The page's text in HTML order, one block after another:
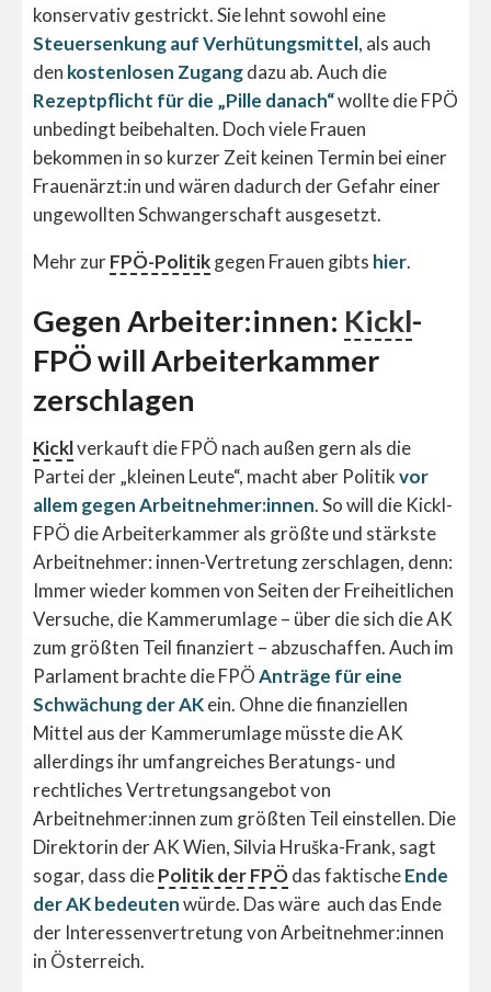
konservativ gestrickt. Sie lehnt sowohl eine
Steuersenkung auf Verhütungsmittel, als auch
den kostenlosen Zugangdazu ab. Auch die
Rezeptpflicht für die „Pille danach“wollte die FPÖ
unbedingt beibehalten. Doch viele Frauen
bekommen in so kurzer Zeit keinen Termin bei einer
Frauenärzt:in und wären dadurch der Gefahr einer
ungewollten Schwangerschaft ausgesetzt.
Mehr zurFPÖ-Politikgegen Frauen gibts hier.
Gegen Arbeiter:innen: Kickl-
FPÖ will Arbeiterkammer
zerschlagen
Kicklverkauft die FPÖ nach außen gern als die
Partei der „kleinen Leute“, macht aber Politikvor
allem gegen Arbeitnehmer:innen. So will die Kickl-
FPÖ die Arbeiterkammer als größte und stärkste
Arbeitnehmer: innen-Vertretung zerschlagen, denn:
Immer wieder kommen von Seiten der Freiheitlichen
Versuche, die Kammerumlage – über die sich die AK
zum größten Teil finanziert – abzuschaffen. Auch im
Parlament brachte die FPÖAnträge für eine
Schwächung der AKein. Ohne die finanziellen
Mittel aus der Kammerumlage müsste die AK
allerdings ihr umfangreiches Beratungs- und
rechtliches Vertretungsangebot von
Arbeitnehmer:innen zum größten Teil einstellen. Die
Direktorin der AK Wien, Silvia Hruška-Frank, sagt
sogar, dass diePolitik der FPÖdas faktischeEnde
der AK bedeutenwürde. Das wäre auch das Ende
der Interessenvertretung von Arbeitnehmer:innen
in Österreich.